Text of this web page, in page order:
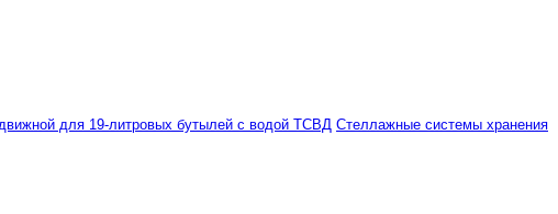
для 19-литровых бутылей с водой ТСВД Стеллажные системы хранения